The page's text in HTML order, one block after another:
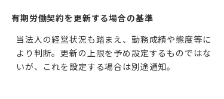
有期労働契約を更新する場合の基準
当法人の経営状況も踏まえ、勤務成績や態度等に
より判断。更新の上限を予め設定するものではな
いが、これを設定する場合は別途通知。